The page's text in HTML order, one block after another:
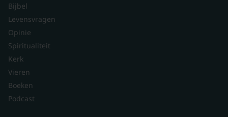
Bijbel
Levensvragen
Opinie
Spiritualiteit
Kerk
Vieren
Boeken
Podcast